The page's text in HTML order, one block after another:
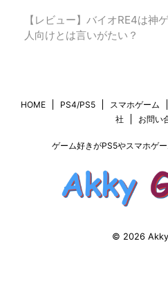
【レビュー】バイオRE4は神
人向けとは言いがたい？
HOME PS4/PS5 スマホゲーム
社
お問い
ゲーム好きがPS5やスマホゲ
© 2026